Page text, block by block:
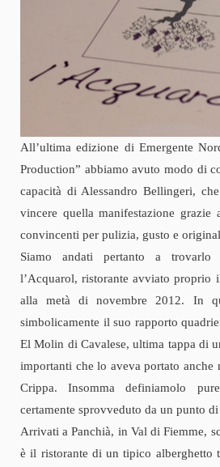
All’ultima edizione di Emergente
Production” abbiamo avuto modo di
capacità di Alessandro Bellingeri,
vincere quella manifestazione grazie
convincenti per pulizia, gusto e
Siamo andati pertanto a
l’Acquarol, ristorante avviato proprio
alla metà di novembre 2012. In
simbolicamente il suo rapporto
El Molin di Cavalese, ultima tappa di
importanti che lo aveva portato anche
Crippa. Insomma definiamolo
certamente sprovveduto da un punto
Arrivati a Panchià, in Val di Fiemme,
è il ristorante di un tipico alberghetto